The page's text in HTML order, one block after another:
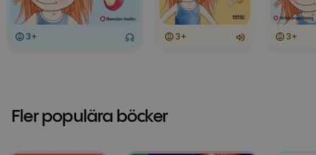
3+ 3+ 3+
Fler populära böcker